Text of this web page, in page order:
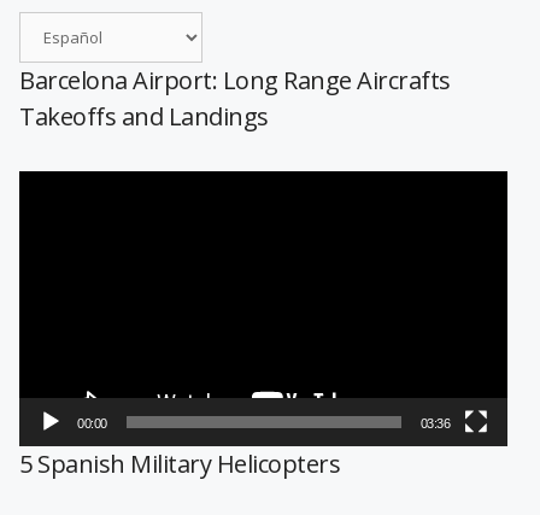
Barcelona Airport: Long Range Aircrafts
Takeoffs and Landings
00:00 03:36
5 Spanish Military Helicopters